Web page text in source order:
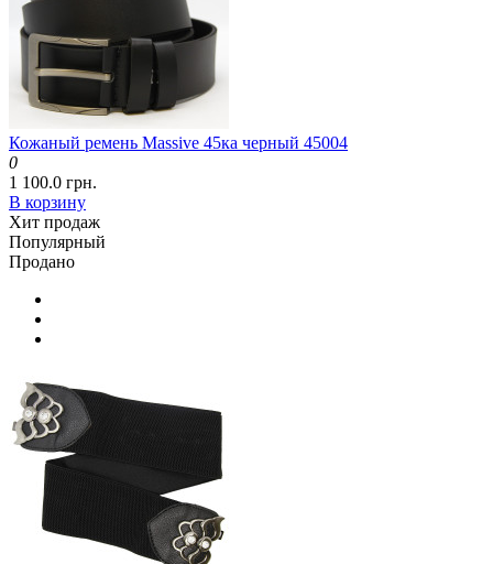
Кожаный ремень Massive 45ка черный 45004
0
1 100.0 грн.
В корзину
Хит продаж
Популярный
Продано